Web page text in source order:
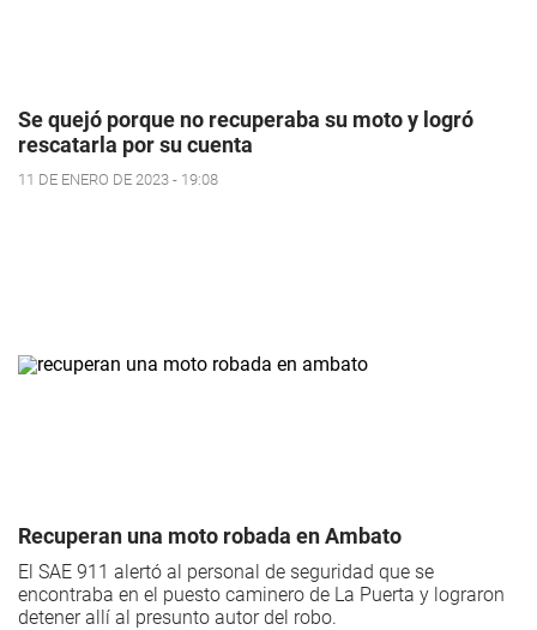
Se quejó porque no recuperaba su moto y logró
rescatarla por su cuenta
11 DE ENERO DE 2023 - 19:08
Recuperan una moto robada en Ambato
El SAE 911 alertó al personal de seguridad que se
encontraba en el puesto caminero de La Puerta y lograron
detener allí al presunto autor del robo.